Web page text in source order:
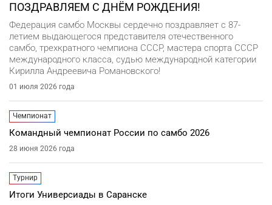
ПОЗДРАВЛЯЕМ С ДНЁМ РОЖДЕНИЯ!
Федерация самбо Москвы сердечно поздравляет с 87-
летием выдающегося представителя отечественного
самбо, трехкратного чемпиона СССР, мастера спорта СССР
международного класса, судью международной категории
Кирилла Андреевича Романовского!
01 июля 2026 года
Чемпионат
Командный чемпионат России по самбо 2026
28 июня 2026 года
Турнир
Итоги Универсиады в Саранске